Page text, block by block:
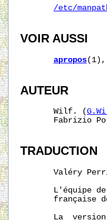
/etc/
VOIR AUSSI
apropos(1),
AUTEUR
       Wilf. (
Fabrizio
TRADUCTION
Valéry
L'équipe
française
La